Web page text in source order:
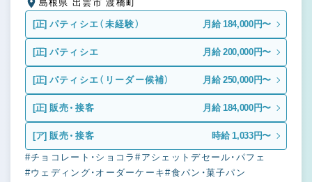
島根県 出雲市 渡橋町
[正] パティシエ（未経験） 月給 184,000円〜
[正] パティシエ 月給 200,000円〜
[正] パティシエ（リーダー候補） 月給 250,000円〜
[正] 販売・接客 月給 184,000円〜
[ア] 販売・接客 時給 1,033円〜
#チョコレート・ショコラ#アシェットデセール・パフェ
#ウェディング・オーダーケーキ#食パン・菓子パン